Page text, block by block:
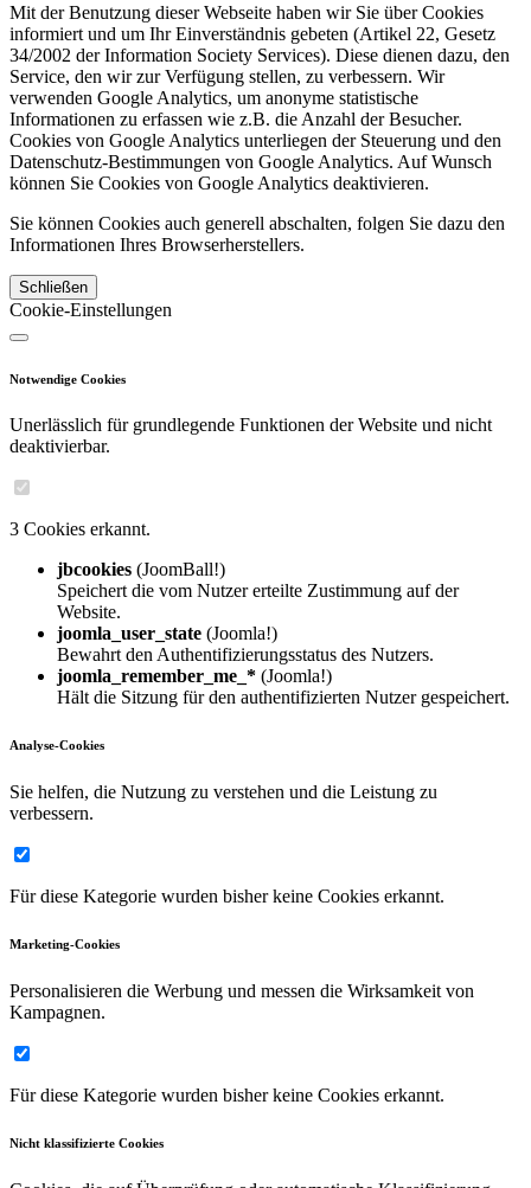
Mit der Benutzung dieser Webseite haben wir Sie über Cookies
informiert und um Ihr Einverständnis gebeten (Artikel 22, Gesetz
34/2002 der Information Society Services). Diese dienen dazu, den
Service, den wir zur Verfügung stellen, zu verbessern. Wir
verwenden Google Analytics, um anonyme statistische
Informationen zu erfassen wie z.B. die Anzahl der Besucher.
Cookies von Google Analytics unterliegen der Steuerung und den
Datenschutz-Bestimmungen von Google Analytics. Auf Wunsch
können Sie Cookies von Google Analytics deaktivieren.
Sie können Cookies auch generell abschalten, folgen Sie dazu den
Informationen Ihres Browserherstellers.
Schließen
Cookie-Einstellungen
Notwendige Cookies
Unerlässlich für grundlegende Funktionen der Website und nicht
deaktivierbar.
3 Cookies erkannt.
jbcookies (JoomBall!)
Speichert die vom Nutzer erteilte Zustimmung auf der
Website.
joomla_user_state (Joomla!)
Bewahrt den Authentifizierungsstatus des Nutzers.
joomla_remember_me_* (Joomla!)
Hält die Sitzung für den authentifizierten Nutzer gespeichert.
Analyse-Cookies
Sie helfen, die Nutzung zu verstehen und die Leistung zu
verbessern.
Für diese Kategorie wurden bisher keine Cookies erkannt.
Marketing-Cookies
Personalisieren die Werbung und messen die Wirksamkeit von
Kampagnen.
Für diese Kategorie wurden bisher keine Cookies erkannt.
Nicht klassifizierte Cookies